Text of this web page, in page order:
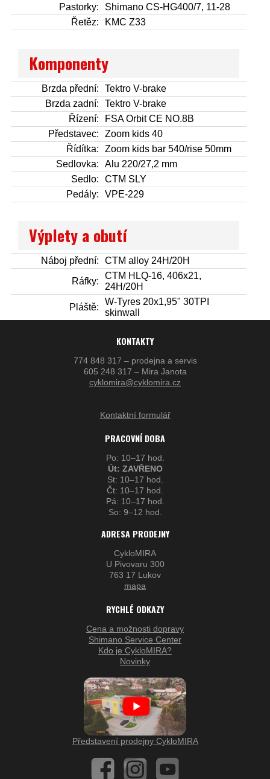
Pastorky:
Shimano CS-HG400/7, 11-28
Řetěz:
KMC Z33
Komponenty
Brzda přední:
Tektro V-brake
Brzda zadní:
Tektro V-brake
Řízení:
FSA Orbit CE NO.8B
Představec:
Zoom kids 40
Řídítka:
Zoom kids bar 540/rise 50mm
Sedlovka:
Alu 220/27,2 mm
Sedlo:
CTM SLY
Pedály:
VPE-229
Výplety a obutí
Náboj přední:
CTM alloy 24H/20H
Ráfky:
CTM HLQ-16, 406x21,
24H/20H
Pláště:
W-Tyres 20x1,95" 30TPI
skinwall
KONTAKTY
774 848 317 – prodejna a servis
605 248 317 – Mira Janota
cyklomira@cyklomira.cz
Kontaktní formulář
PRACOVNÍ DOBA
Po: 10–17 hod.
Út: ZAVŘENO
St: 10–17 hod.
Čt: 10–17 hod.
Pá: 10–17 hod.
So: 9–12 hod.
ADRESA PRODEJNY
CykloMIRA
U Pivovaru 300
763 17 Lukov
mapa
RYCHLÉ ODKAZY
Cena a možnosti dopravy
Shimano Service Center
Kdo je CykloMIRA?
Novinky
Představení prodejny CykloMIRA